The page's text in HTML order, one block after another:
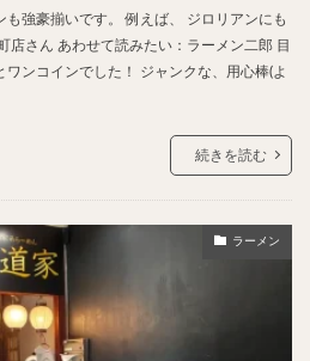
強豪揃いです。 例えば、 ジロリアンにも
店さん あわせて読みたい：ラーメン二郎 目
ンコインでした！ ジャンクな、用心棒(よ
続きを読む
ラーメン